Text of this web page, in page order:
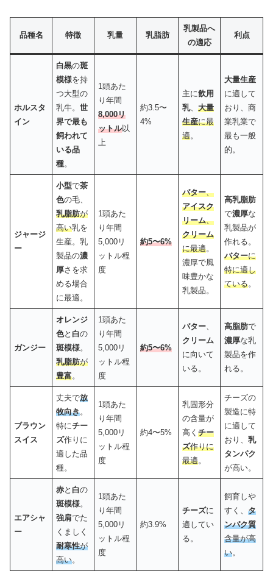
品種名 特徴 乳量 乳脂肪
乳製品へ
の適応
利点
ホルスタ
イン
白黒の斑
模様を持
つ大型の
乳牛。世
界で最も
飼われて
いる品
種。
1頭あた
り年間
8,000リ
ットル以
上
約3.5〜
4%
主に飲用
乳、大量
生産に最
適。
大量生産
に適して
おり、商
業乳業で
最も一般
的。
ジャージ
ー
小型で茶
色の毛、
乳脂肪が
高い乳を
生産。乳
製品の濃
厚さを求
める場合
に最適。
1頭あた
り年間
5,000リ
ットル程
度
約5〜6%
バター、
アイスク
リーム、
クリーム
に最適。
濃厚で風
味豊かな
乳製品。
高乳脂肪
で濃厚な
乳製品が
作れる。
バターに
特に適し
ている。
ガンジー
オレンジ
色と 白の
斑模様。
乳脂肪が
豊富。
1頭あた
り年間
5,000リ
ットル程
度
約5〜6%
バター
クリーム
に向いて
いる。
高脂肪で
濃厚な乳
製品を作
れる。
ブラウン
スイス
丈夫で放
牧向き。
特にチー
ズ作りに
適した品
種。
1頭あた
り年間
5,000リ
ットル程
度
約4〜5%
乳固形分
の含量が
高くチー
ズ作りに
最適。
チーズの
製造に特
に適して
おり、乳
タンパク
が高い。
エアシャ
ー
赤と 白の
斑模様。
強肩でた
くましく
耐寒性が
高い。
1頭あた
り年間
5,000リ
ットル程
度
約3.9%
チーズに
適してい
る。
飼育しや
すく、タ
ンパク質
含量が高
い。